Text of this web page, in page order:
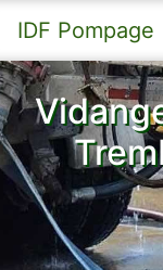
IDF Pompage